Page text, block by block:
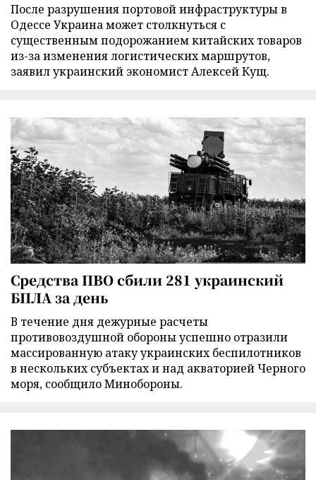
После разрушения портовой инфраструктуры в
Одессе Украина может столкнуться с
существенным подорожанием китайских товаров
из-за изменения логистических маршрутов,
заявил украинский экономист Алексей Кущ.
Средства ПВО сбили 281 украинский
БПЛА за день
В течение дня дежурные расчеты
противовоздушной обороны успешно отразили
массированную атаку украинских беспилотников
в нескольких субъектах и над акваторией Черного
моря, сообщило Минобороны.